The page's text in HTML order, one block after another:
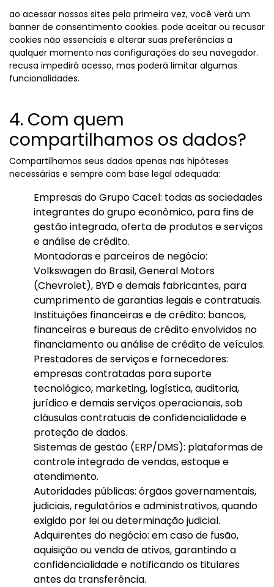
ao acessar nossos sites pela primeira vez, você verá um
banner de consentimento cookies. pode aceitar ou recusar
cookies não essenciais e alterar suas preferências a
qualquer momento nas configurações do seu navegador.
recusa impedirá acesso, mas poderá limitar algumas
funcionalidades.
4. Com quem
compartilhamos os dados?
Compartilhamos seus dados apenas nas hipóteses
necessárias e sempre com base legal adequada:
Empresas do Grupo Cacel: todas as sociedades
integrantes do grupo econômico, para fins de
gestão integrada, oferta de produtos e serviços
e análise de crédito.
Montadoras e parceiros de negócio:
Volkswagen do Brasil, General Motors
(Chevrolet), BYD e demais fabricantes, para
cumprimento de garantias legais e contratuais.
Instituições financeiras e de crédito: bancos,
financeiras e bureaus de crédito envolvidos no
financiamento ou análise de crédito de veículos.
Prestadores de serviços e fornecedores:
empresas contratadas para suporte
tecnológico, marketing, logística, auditoria,
jurídico e demais serviços operacionais, sob
cláusulas contratuais de confidencialidade e
proteção de dados.
Sistemas de gestão (ERP/DMS): plataformas de
controle integrado de vendas, estoque e
atendimento.
Autoridades públicas: órgãos governamentais,
judiciais, regulatórios e administrativos, quando
exigido por lei ou determinação judicial.
Adquirentes do negócio: em caso de fusão,
aquisição ou venda de ativos, garantindo a
confidencialidade e notificando os titulares
antes da transferência.